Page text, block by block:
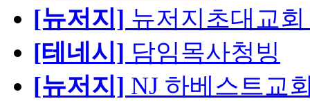
[뉴저지] 뉴저지초대교
[테네시] 담임목사청빙
[뉴저지] NJ 하베스트교